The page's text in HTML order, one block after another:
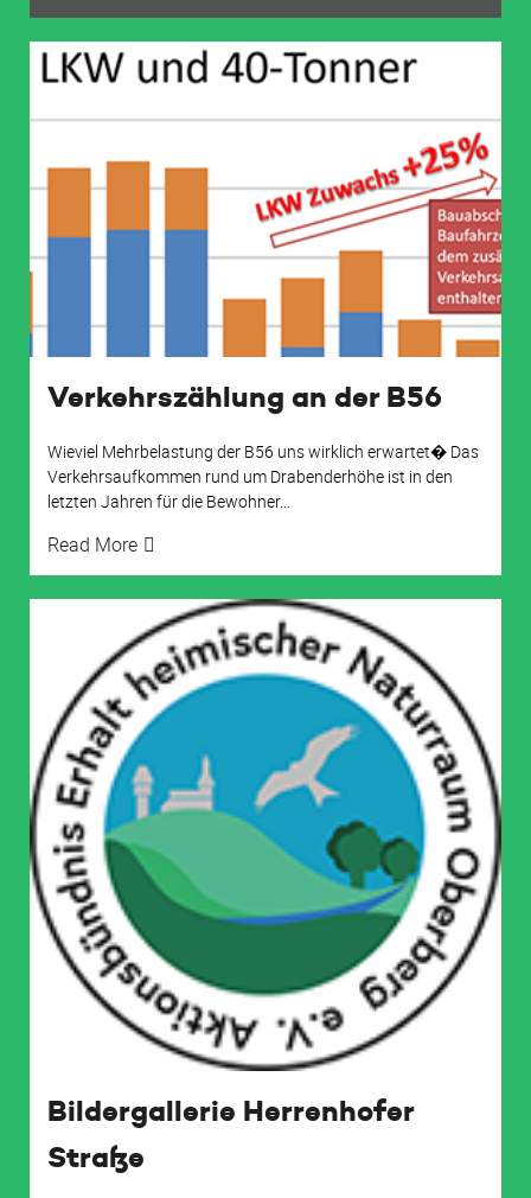
Verkehrszählung an der B56
Wieviel Mehrbelastung der B56 uns wirklich erwartet� Das
Verkehrsaufkommen rund um Drabenderhöhe ist in den
letzten Jahren für die Bewohner…
Read More
Bildergallerie Herrenhofer
Straße